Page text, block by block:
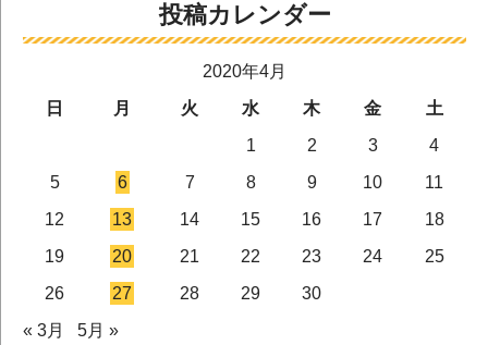
投稿カレンダー
2020年4月
日
月 火 水 木 金
土
1
2 3
4
5
6 7 8 9 10
11
12
13 14 15 16 17
18
19
20 21 22 23 24
25
26
27 28 29
30
« 3月
5月 »